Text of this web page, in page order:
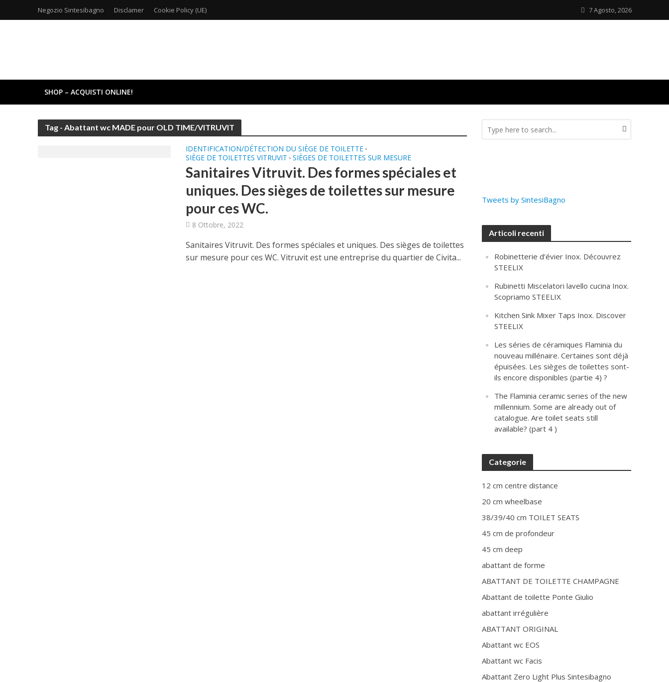
Negozio Sintesibagno Disclamer Cookie Policy (UE) 7 Agosto, 2026
SHOP – ACQUISTI ONLINE!
Tag - Abattant wc MADE pour OLD TIME/VITRUVIT
IDENTIFICATION/DÉTECTION DU SIÈGE DE TOILETTE •
SIÈGE DE TOILETTES VITRUVIT • SIÈGES DE TOILETTES SUR MESURE
Sanitaires Vitruvit. Des formes spéciales et
uniques. Des sièges de toilettes sur mesure
pour ces WC.
8 Ottobre, 2022
Sanitaires Vitruvit. Des formes spéciales et uniques. Des sièges de toilettes
sur mesure pour ces WC. Vitruvit est une entreprise du quartier de Civita...
Tweets by SintesiBagno
Articoli recenti
Robinetterie d’évier Inox. Découvrez
STEELIX
Rubinetti Miscelatori lavello cucina Inox.
Scopriamo STEELIX
Kitchen Sink Mixer Taps Inox. Discover
STEELIX
Les séries de céramiques Flaminia du
nouveau millénaire. Certaines sont déjà
épuisées. Les sièges de toilettes sont-
ils encore disponibles (partie 4) ?
The Flaminia ceramic series of the new
millennium. Some are already out of
catalogue. Are toilet seats still
available? (part 4 )
Categorie
12 cm centre distance
20 cm wheelbase
38/39/40 cm TOILET SEATS
45 cm de profondeur
45 cm deep
abattant de forme
ABATTANT DE TOILETTE CHAMPAGNE
Abattant de toilette Ponte Giulio
abattant irrégulière
ABATTANT ORIGINAL
Abattant wc EOS
Abattant wc Facis
Abattant Zero Light Plus Sintesibagno